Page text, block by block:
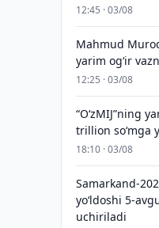
12:45 · 03/08
Mahmud
yarim og‘ir
12:25 · 03/08
“O‘zMIJ”ning
trillion so‘mga
18:10 · 03/08
Samarkand-
yo‘ldoshi 5-
uchiriladi